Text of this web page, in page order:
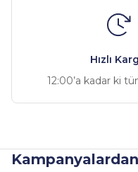
Ürün
Ürün fiyatı diğer
Hızlı
12:00’a kadar ki